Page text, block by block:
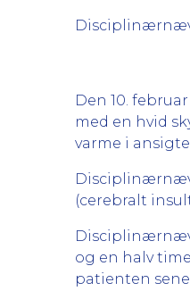
Den 10.
med en hvid
varme i
(cerebralt
og en halv
patienten